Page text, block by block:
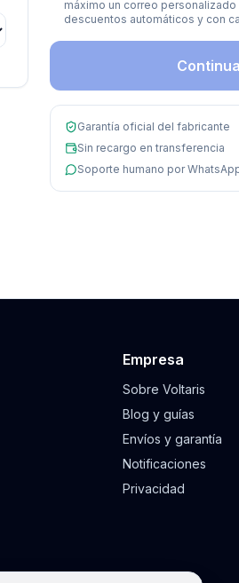
máximo un correo personalizado
descuentos automáticos y con
Garantía oficial del fabricante
Sin recargo en transferencia
Soporte humano por
Empresa
Sobre Voltaris
Blog y guías
Envíos y garantía
Notificaciones
Privacidad